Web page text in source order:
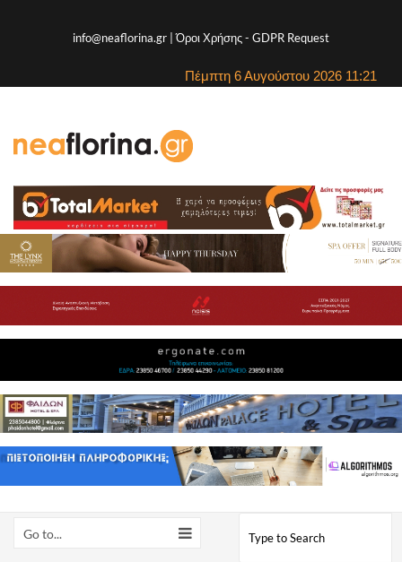
info@neaflorina.gr |Όροι Χρήσης- GDPR Request
Πέμπτη 6 Αυγούστου 2026 11:21
Go to...